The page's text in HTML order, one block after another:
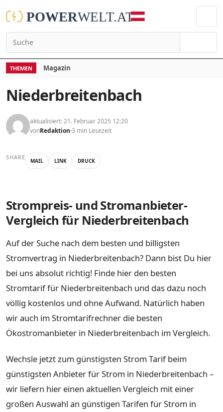
THEMEN Magazin
Niederbreitenbach
aktualisiert: 21. Februar 2025 12:20
vonRedaktion 3 min Lesezeit
SHARE MAIL LINK DRUCK
Strompreis- und Stromanbieter-
Vergleich für Niederbreitenbach
Auf der Suche nach dem besten und billigsten
Stromvertrag in Niederbreitenbach? Dann bist Du hier
bei uns absolut richtig! Finde hier den besten
Stromtarif für Niederbreitenbach und das dazu noch
völlig kostenlos und ohne Aufwand. Natürlich haben
wir auch im Stromtarifrechner die besten
Ökostromanbieter in Niederbreitenbach im Vergleich.
Wechsle jetzt zum günstigsten Strom Tarif beim
günstigsten Anbieter für Strom in Niederbreitenbach –
wir liefern hier einen aktuellen Vergleich mit einer
großen Auswahl an günstigen Tarifen für Strom in